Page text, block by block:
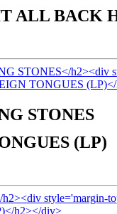
ALL BACK
STONES
(LP)